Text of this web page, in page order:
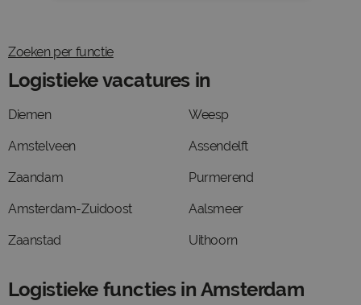
Zoeken per functie
Logistieke vacatures in
Diemen
Amstelveen
Zaandam
Amsterdam-Zuidoost
Zaanstad
Weesp
Assendelft
Purmerend
Aalsmeer
Uithoorn
Logistieke functies in Amsterdam